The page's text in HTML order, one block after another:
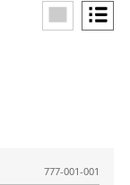
777-001-001